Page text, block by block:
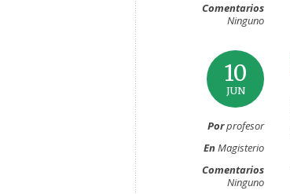
Comentarios
Ninguno
10
JUN
Porprofesor
EnMagisterio
Comentarios
Ninguno